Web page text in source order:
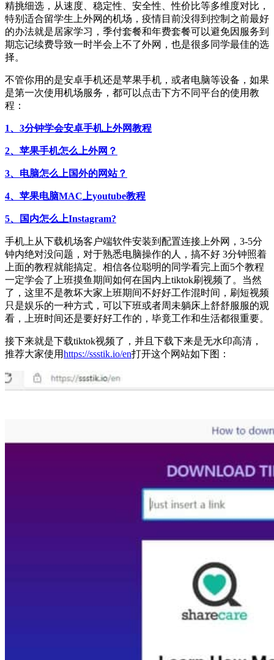
精挑细选，从速度、稳定性、安全性、性价比等多维度对比，
特别适合留学生上外网的机场，疫情目前没得到控制之前最好
的办法就是居家学习，季付套餐和年费套餐可以避免因服务到
期忘记续费导致一时半会上不了外网，也是很多同学最佳的选
择。
不管你用的是安卓手机还是苹果手机，或者电脑等设备，如果
是第一次使用机场服务，都可以点击下方不同平台的使用教
程：
1、3分钟学会安卓手机上外网教程
2、苹果手机怎么上外网？
3、电脑怎么上国外的网站？
4、苹果电脑MAC上youtube教程
5、国内怎么上Instagram?
手机上从下载机场客户端软件安装到配置连接上外网，3-5分
钟内绝对没问题，对于熟悉电脑操作的人，搞不好 3分钟照着
上面的教程就能搞定。相信各位聪明的同学看完上面5个教程
一定学会了上班摸鱼期间如何在国内上tiktok刷视频了。当然
了，这里不是教坏大家上班期间不好好工作混时间，刷短视频
只是娱乐的一种方式，可以下班或者周未躺床上舒舒服服的观
看，上班时间还是要好好工作的，毕竟工作和生活都很重要。
接下来就是下载tiktok视频了，并且下载下来是无水印高清，
推荐大家使用https://ssstik.io/en打开这个网站如下图：